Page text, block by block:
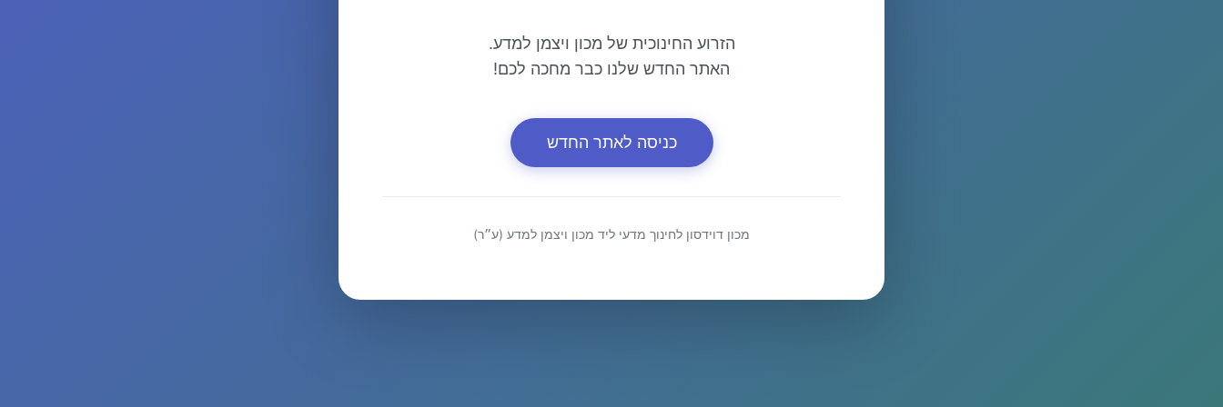
הזרוע החינוכית של מכון ויצמן למדע.
האתר החדש שלנו כבר מחכה לכם!
כניסה לאתר החדש
מכון דוידסון לחינוך מדעי ליד מכון ויצמן למדע (ע״ר)